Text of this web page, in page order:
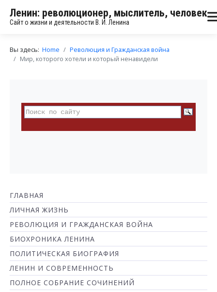
Ленин: революционер, мыслитель, человек
Сайт о жизни и деятельности В. И. Ленина
Вы здесь: Home
Революция и Гражданская война
Мир, которого хотели и который ненавидели
ГЛАВНАЯ
ЛИЧНАЯ ЖИЗНЬ
РЕВОЛЮЦИЯ И ГРАЖДАНСКАЯ ВОЙНА
БИОХРОНИКА ЛЕНИНА
ПОЛИТИЧЕСКАЯ БИОГРАФИЯ
ЛЕНИН И СОВРЕМЕННОСТЬ
ПОЛНОЕ СОБРАНИЕ СОЧИНЕНИЙ